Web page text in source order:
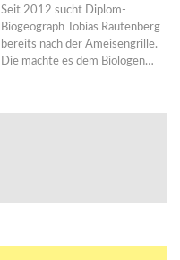
Seit 2012 sucht Diplom-
Biogeograph Tobias Rautenberg
bereits nach der Ameisengrille.
Die machte es dem Biologen…